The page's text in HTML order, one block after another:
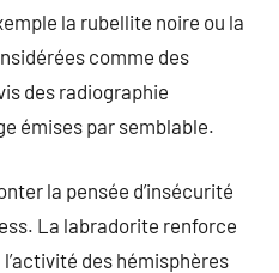
la rubellite noire ou la
comme des
des radiographie
émises par semblable.
la pensée d’insécurité
La labradorite renforce
des hémisphères